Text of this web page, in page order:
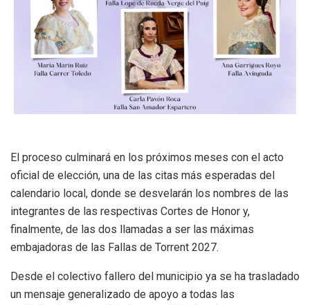
El proceso culminará en los próximos meses con el acto
oficial de elección, una de las citas más esperadas del
calendario local, donde se desvelarán los nombres de las
integrantes de las respectivas Cortes de Honor y,
finalmente, de las dos llamadas a ser las máximas
embajadoras de las Fallas de Torrent 2027.
Desde el colectivo fallero del municipio ya se ha trasladado
un mensaje generalizado de apoyo a todas las